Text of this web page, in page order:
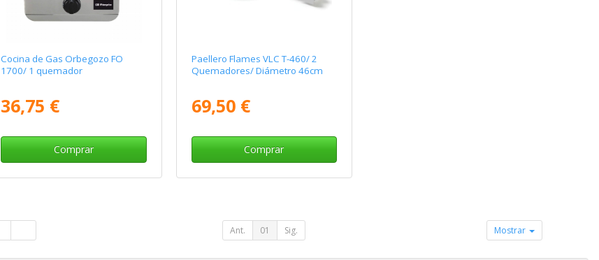
Cocina de Gas Orbegozo FO
1700/ 1 quemador
36,75 €
Comprar
Paellero Flames VLC T-460/ 2
Quemadores/ Diámetro 46cm
69,50 €
Comprar
Ant. 01 Sig. Mostrar